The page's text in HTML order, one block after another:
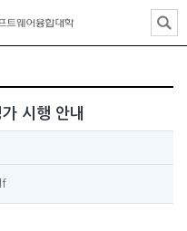
시행 안내